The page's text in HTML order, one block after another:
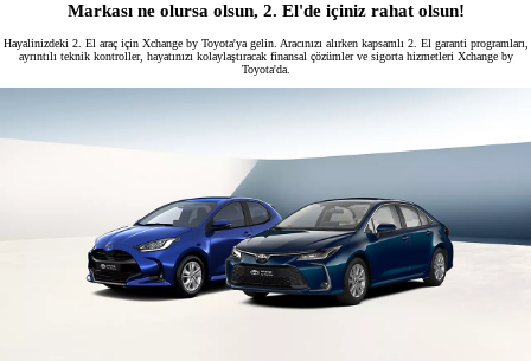
Markası ne olursa olsun, 2. El'de içiniz rahat olsun!
Hayalinizdeki 2. El araç için Xchange by Toyota'ya gelin. Aracınızı alırken kapsamlı 2. El garanti programları,
ayrıntılı teknik kontroller, hayatınızı kolaylaştıracak finansal çözümler ve sigorta hizmetleri Xchange by
Toyota'da.